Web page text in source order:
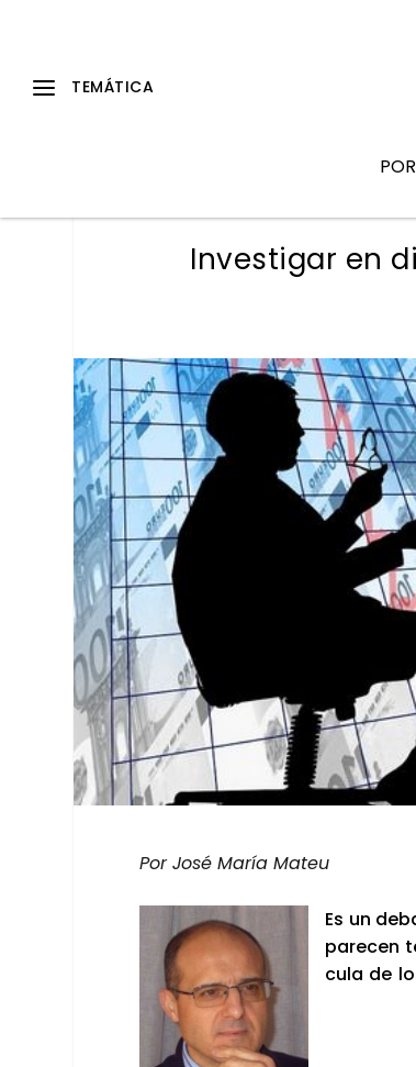
Investigar en
Por José María Mateu
Es un
pare­cen
cu­la de